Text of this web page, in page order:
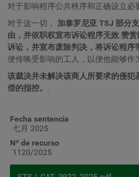
对于影响程序公共秩序和正确设立必
对于这一切， 加泰罗尼亚 TSJ 部分
由，并依职权宣布诉讼程序无效.赞赏
诉讼，并宣布废除判决，将诉讼程序
便传唤受影响的工人，以便他能够作
该裁决并未解决该商人所要求的侵犯
偿的指控。 .
Fecha sentencia
七月 2025
Nº de recurso
1120/2025